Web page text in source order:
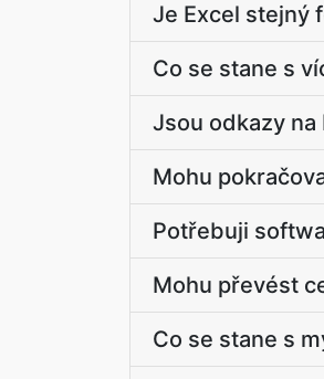
Je Excel stejný
Co se stane s
Jsou odkazy
Mohu
Potřebuji
Mohu převést
Co se stane s